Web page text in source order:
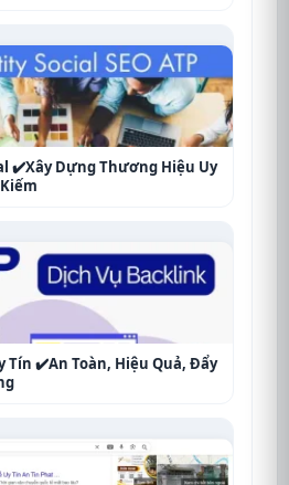
✔️Xây Dựng Thương Hiệu Uy
Tín ✔️An Toàn, Hiệu Quả, Đẩy